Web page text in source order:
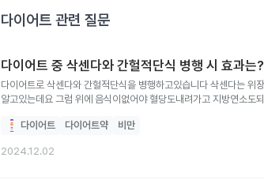
다이어트 관련 질문
다이어트 중 삭센다와 간헐적단식 병행 시 효과는?
다이어트로 삭센다와 간헐적단식을 병행하고있습니다 삭센다는 위장운동을느리게하여 음식물을 위에남아있게함으로써 포만감을 느끼게한다고
알고있는데요 그럼 위에 음식이없어야 혈당도내려가고 지방연소도되는 간헐적단식이랑병행하면 단식효과가 상쇄되는거아닌가요? 하루
다이어트
다이어트약 비만
2024.12.02